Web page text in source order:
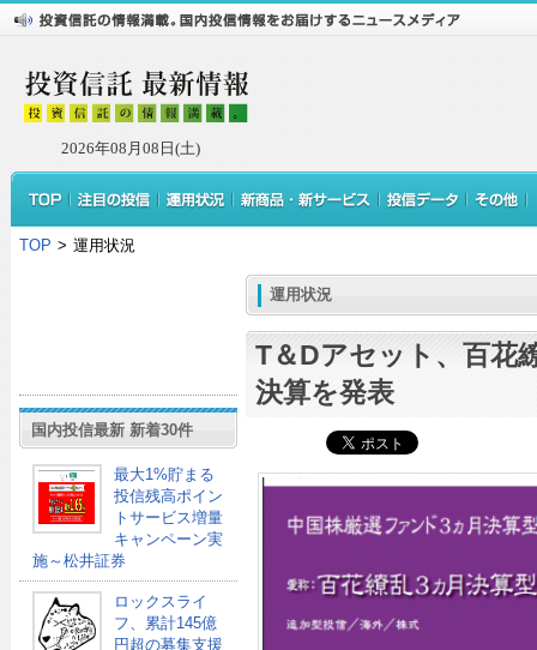
2026年08月08日(土)
TOP > 運用状況
国内投信最新 新着30件
最大1%貯まる
投信残高ポイン
トサービス増量
キャンペーン実
施～松井証券
ロックスライ
フ、累計145億
円超の募集支援
運用状況
T＆Dアセット、百花
決算を発表